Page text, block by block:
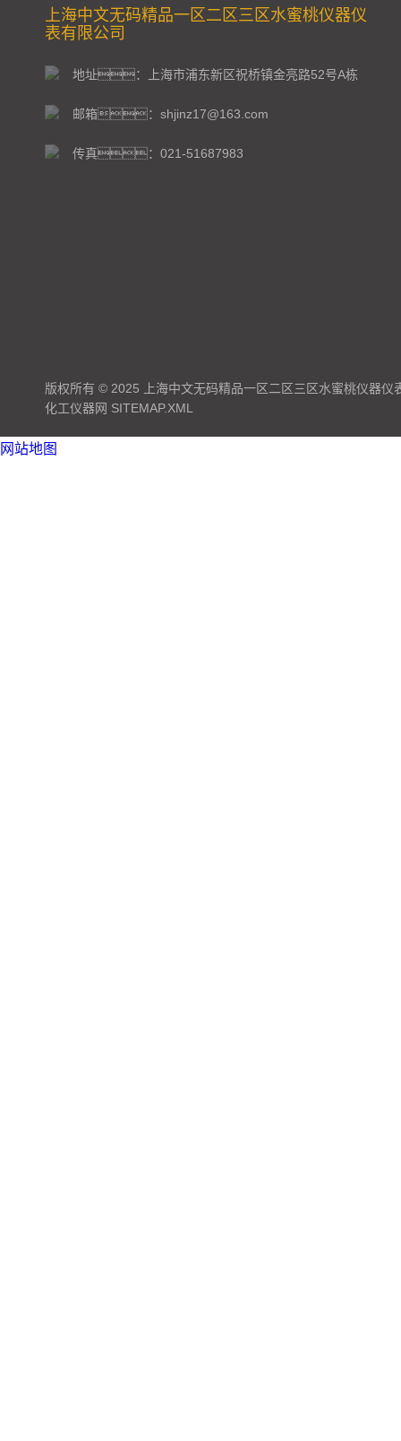
上海中文无码精品一区二区三区水蜜桃仪器仪
表有限公司
地址：上海市浦东新区祝桥镇金亮路52号A栋
邮箱：shjinz17@163.com
传真：021-51687983
版权所有 © 2025 上海中文无码精品一区二区三区水蜜桃仪器
化工仪器网 SITEMAP.XML
网站地图